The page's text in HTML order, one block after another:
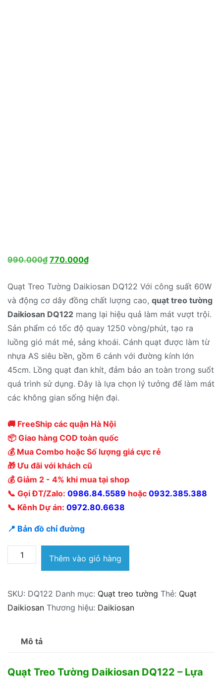
990.000₫ Giá
là:
990.000₫.
770.000₫Giá
tại
là:
770.000₫.
Quạt Treo Tường Daikiosan DQ122 Với công suất 60W
và động cơ dây đồng chất lượng cao, quạt treo tường
Daikiosan DQ122 mang lại hiệu quả làm mát vượt trội.
Sản phẩm có tốc độ quay 1250 vòng/phút, tạo ra
luồng gió mát mẻ, sảng khoái. Cánh quạt được làm từ
nhựa AS siêu bền, gồm 6 cánh với đường kính lớn
45cm. Lồng quạt đan khít, đảm bảo an toàn trong suốt
quá trình sử dụng. Đây là lựa chọn lý tưởng để làm mát
các không gian sống hiện đại.
🚚 FreeShip các quận Hà Nội
📦 Giao hàng COD toàn quốc
💰 Mua Combo hoặc Số lượng giá cực rẻ
🎁 Ưu đãi với khách cũ
💰 Giảm 2 - 4% khi mua tại shop
📞 Gọi ĐT/Zalo: 0986.84.5589 hoặc 0932.385.388
📞 Kênh Dự án: 0972.80.6638
📍 Bản đồ chỉ đường
Quạt
Treo
Daikiosan
DQ122
Thêm vào giỏ hàng
SKU: DQ122 Danh mục: Quạt treo tường Thẻ: Quạt
Daikiosan Thương hiệu: Daikiosan
Mô tả
Quạt Treo Tường Daikiosan DQ122 – Lựa